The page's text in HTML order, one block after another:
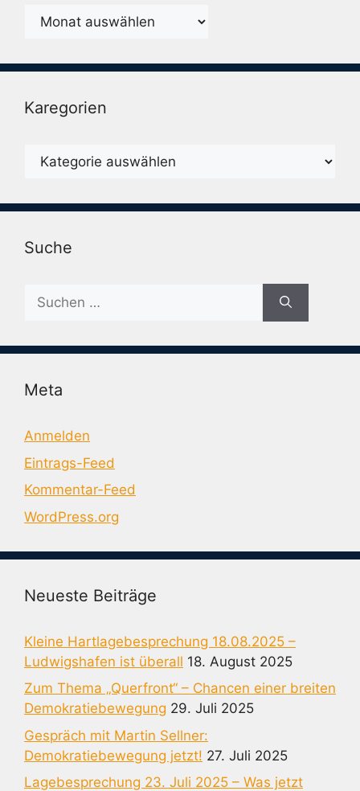
Monatsarchiv
Karegorien
Karegorien
Suche
Suche
nach:
Meta
Anmelden
Eintrags-Feed
Kommentar-Feed
WordPress.org
Neueste Beiträge
Kleine Hartlagebesprechung 18.08.2025 –
Ludwigshafen ist überall 18. August 2025
Zum Thema „Querfront“ – Chancen einer breiten
Demokratiebewegung 29. Juli 2025
Gespräch mit Martin Sellner:
Demokratiebewegung jetzt! 27. Juli 2025
Lagebesprechung 23. Juli 2025 – Was jetzt